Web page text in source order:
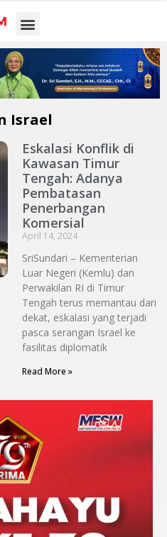
Israel
Eskalasi Konflik di
Kawasan Timur
Tengah: Adanya
Pembatasan
Penerbangan
Komersial
April 14, 2024
SriSundari – Kementerian
Luar Negeri (Kemlu) dan
Perwakilan RI di Timur
Tengah terus memantau dari
dekat, eskalasi yang terjadi
pasca serangan Israel ke
fasilitas diplomatik
Read More »